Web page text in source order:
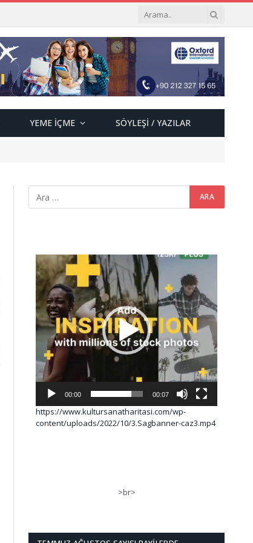
YEME İÇME SÖYLEŞI / YAZILAR
Video
oynatıcı
00:00 00:07
https://www.kultursanatharitasi.com/wp-
content/uploads/2022/10/3.Sagbanner-caz3.mp4
>br>